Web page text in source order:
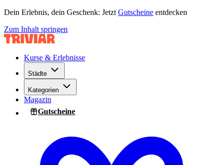
Dein Erlebnis, dein Geschenk: Jetzt Gutscheine entdecken
Zum Inhalt springen
Kurse & Erlebnisse
Städte
Kategorien
Magazin
Gutscheine